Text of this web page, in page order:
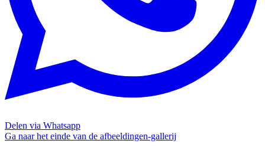
Delen via Whatsapp
Ga naar het einde van de afbeeldingen-gallerij